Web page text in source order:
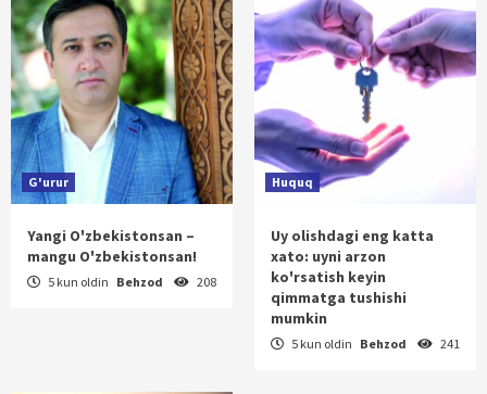
G'urur
Yangi O'zbekistonsan –
mangu O'zbekistonsan!
5 kun oldin Behzod 208
Huquq
Uy olishdagi eng katta
xato: uyni arzon
ko'rsatish keyin
qimmatga tushishi
mumkin
5 kun oldin Behzod 241